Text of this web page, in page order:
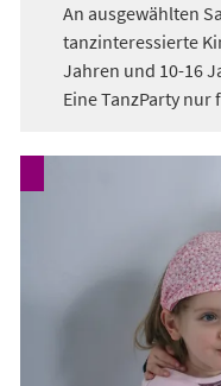
An ausgewählten
tanzinteressierte
Jahren und 10-16
Eine TanzParty